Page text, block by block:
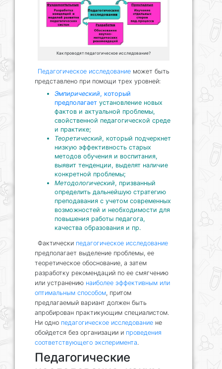
Как проводят педагогическое исследование?
Педагогическое исследование может быть
представлено при помощи трех уровней:
Эмпирический, который
предполагает установление новых
фактов и актуальной проблемы,
свойственной педагогической среде
и практике;
Теоретический, который подчеркнет
низкую эффективность старых
методов обучения и воспитания,
выявит тенденции, выделят наличие
конкретной проблемы;
Методологический, призванный
определить дальнейшую стратегию
преподавания с учетом современных
возможностей и необходимости для
повышения работы педагога,
качества образования и пр.
Фактически педагогическое исследование
предполагает выделение проблемы, ее
теоретическое обоснование, а затем
разработку рекомендаций по ее смягчению
или устранению наиболее эффективным или
оптимальным способом, притом
предлагаемый вариант должен быть
апробирован практикующим специалистом.
Ни одно педагогическое исследование не
обойдется без организации и проведения
соответствующего эксперимента
Педагогические